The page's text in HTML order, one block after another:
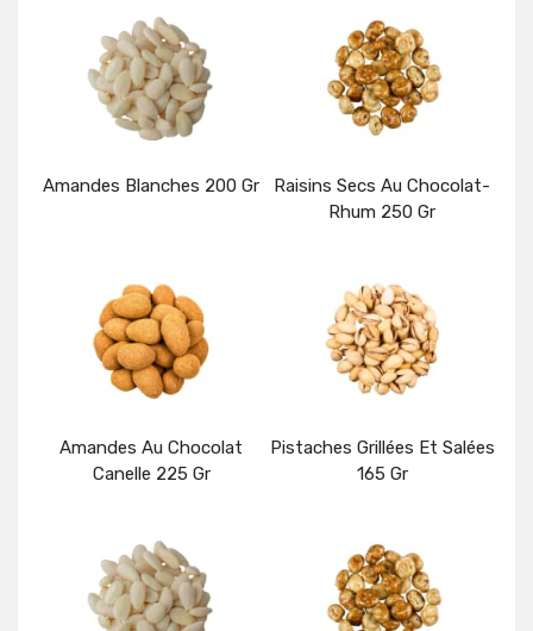
Détails Détails
Amandes Blanches 200 Gr
Détails
Raisins Secs Au Chocolat-
Rhum 250 Gr
Détails
Amandes Au Chocolat
Canelle 225 Gr
Détails
Pistaches Grillées Et Salées
165 Gr
Détails